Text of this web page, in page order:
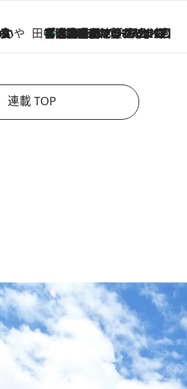
リーヌ 田中稲の勝手に再ブーム
2026.8.7
「湘南乃風に憧れて」観客大盛上がりの“タオル回し”に、ラッパー顔負けの高速歌唱まで…さだまさし（74）のアグレッシブすぎる現在地
連載 TOP